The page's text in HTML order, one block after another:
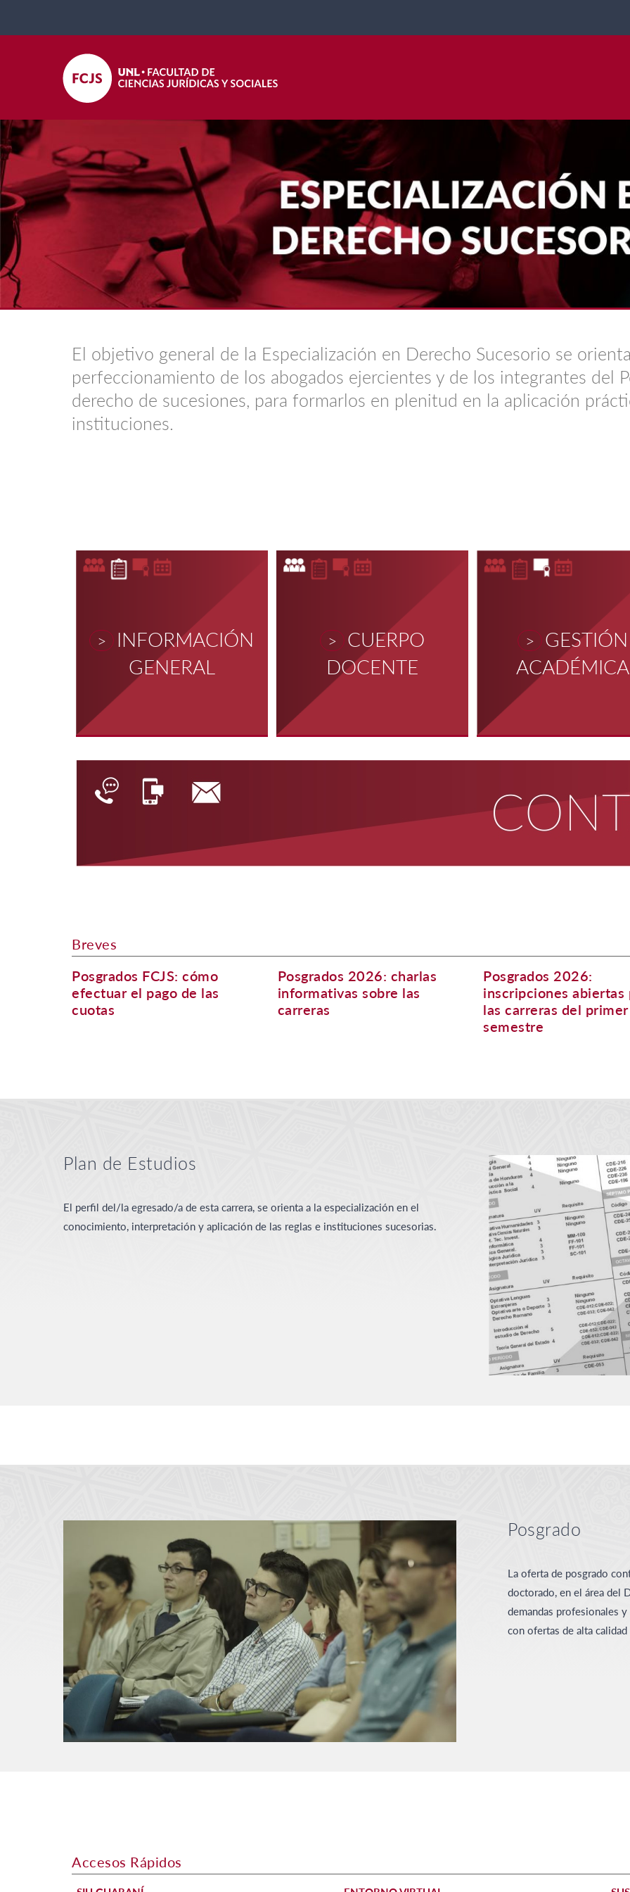
El objetivo general de la Especialización en Derecho Sucesorio se
perfeccionamiento de los abogados ejercientes y de los integrantes del
derecho de sucesiones, para formarlos en plenitud en la aplicación
instituciones.
>
INFORMACIÓN
GENERAL
>
CUERPO
DOCENTE
>
GESTIÓN
ACADÉMICA
Breves
Posgrados FCJS: cómo
efectuar el pago de las
cuotas
Posgrados 2026: charlas
informativas sobre las
carreras
Posgrados 2026:
inscripciones abiertas
las carreras del primer
semestre
Plan de Estudios
El perfil del/la egresado/a de esta carrera, se orienta a la especialización en el
conocimiento, interpretación y aplicación de las reglas e instituciones sucesorias.
Posgrado
La oferta de posgrado
doctorado, en el área del
demandas profesionales
con ofertas de alta
Accesos Rápidos